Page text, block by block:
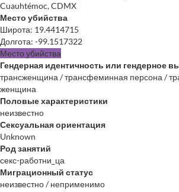
Cuauhtémoc, CDMX
Место убийства
Широта: 19.4414715
Долгота: -99.1517322
Место убийства
Гендерная идентичность или гендерное
трансженщина / трансфеминная персона /
женщина
Половые характеристики
неизвестно
Сексуальная ориентация
Unknown
Род занятий
секс-работни_ца
Миграционный статус
неизвестно / неприменимо